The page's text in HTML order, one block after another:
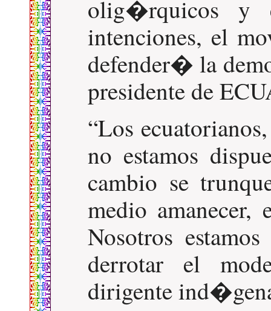
olig�rquicos y
intenciones, el
defender� la
presidente de
Los
no estamos
cambio se
medio
Nosotros
derrotar el
dirigente